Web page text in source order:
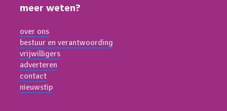
meer weten?
over ons
bestuur en verantwoording
vrijwilligers
adverteren
contact
nieuwstip